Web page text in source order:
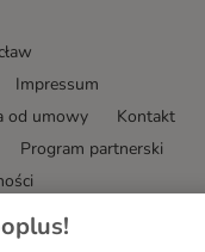
Impressum
od umowy
Kontakt
Program partnerski